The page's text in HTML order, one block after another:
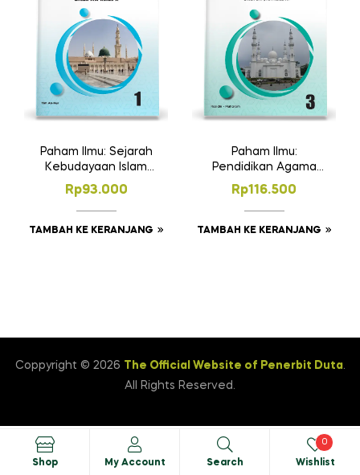
Paham Ilmu: Sejarah
Kebudayaan Islam
MA Kelas 10
Rp93.000
TAMBAH KE KERANJANG
Paham Ilmu:
Pendidikan Agama
Islam dan Budi
Pekerti SMA/MA
Kelas 12
Rp116.500
TAMBAH KE KERANJANG
Coppyright © 2026 The Official Website of Penerbit Duta.
All Rights Reserved.
Shop My Account Search Wishlist
0